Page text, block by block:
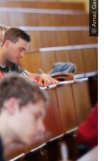
© Amac Garbe